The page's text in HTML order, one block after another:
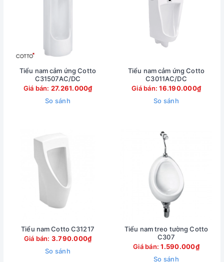
Tiểu nam cảm ứng Cotto
C31507AC/DC
Giá bán: 27.261.000₫
So sánh
Tiểu nam cảm ứng Cotto
C3011AC/DC
Giá bán:16.190.000₫
So sánh
Tiểu nam Cotto C31217
Giá bán: 3.790.000₫
So sánh
Tiểu nam treo tường Cotto
C307
Giá bán:1.590.000₫
So sánh